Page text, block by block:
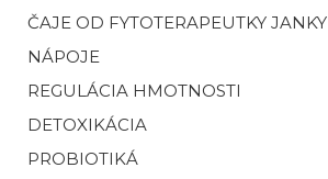
ČAJE OD FYTOTERAPEUTKY JANKY
NÁPOJE
REGULÁCIA HMOTNOSTI
DETOXIKÁCIA
PROBIOTIKÁ